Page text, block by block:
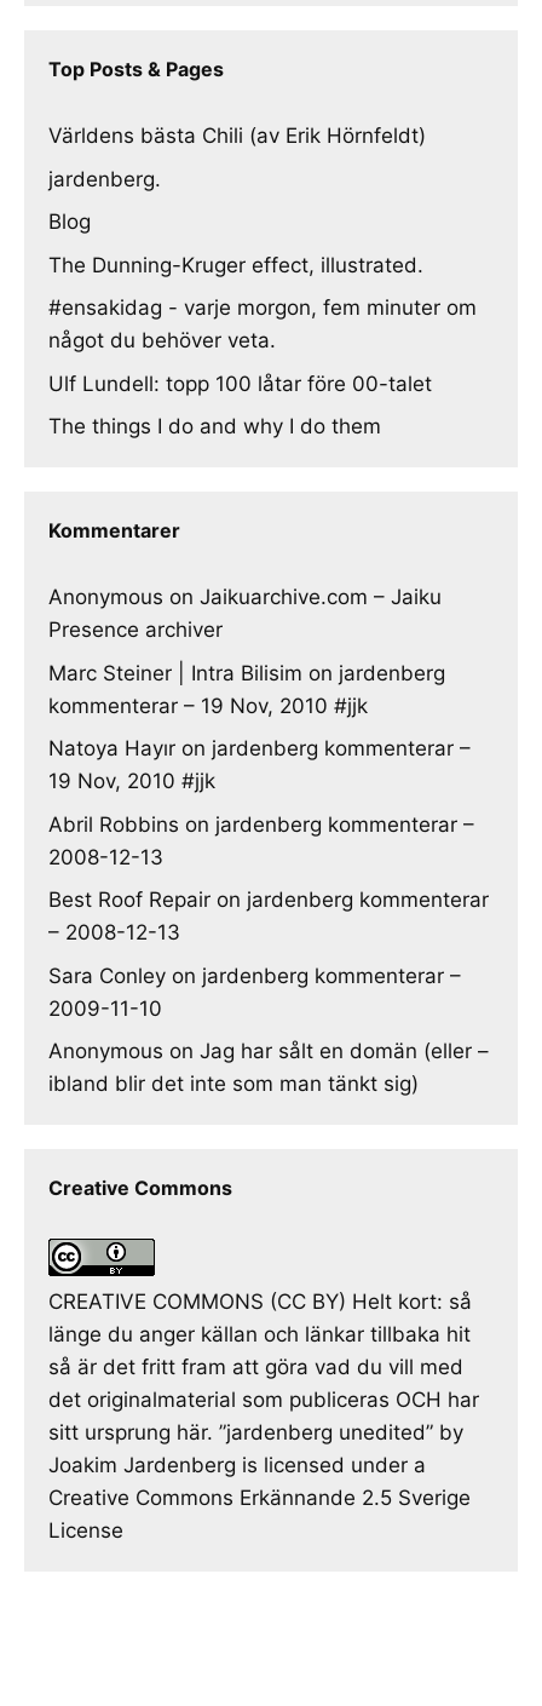
Top Posts & Pages
Världens bästa Chili (av Erik Hörnfeldt)
jardenberg.
Blog
The Dunning-Kruger effect, illustrated.
#ensakidag - varje morgon, fem minuter om
något du behöver veta.
Ulf Lundell: topp 100 låtar före 00-talet
The things I do and why I do them
Kommentarer
Anonymous on Jaikuarchive.com – Jaiku
Presence archiver
Marc Steiner | Intra Bilisim on jardenberg
kommenterar – 19 Nov, 2010 #jjk
Natoya Hayır on jardenberg kommenterar –
19 Nov, 2010 #jjk
Abril Robbins on jardenberg kommenterar –
2008-12-13
Best Roof Repair on jardenberg kommenterar
– 2008-12-13
Sara Conley on jardenberg kommenterar –
2009-11-10
Anonymous on Jag har sålt en domän (eller –
ibland blir det inte som man tänkt sig)
Creative Commons
CREATIVE COMMONS (CC BY) Helt kort: så
länge du anger källan och länkar tillbaka hit
så är det fritt fram att göra vad du vill med
det originalmaterial som publiceras OCH har
sitt ursprung här. ”jardenberg unedited” by
Joakim Jardenberg is licensed under a
Creative Commons Erkännande 2.5 Sverige
License